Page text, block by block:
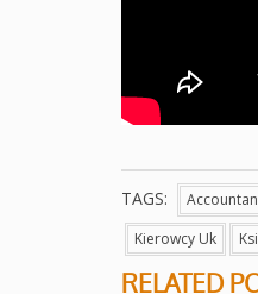
TAGS:
Kierowcy Uk
RELATED